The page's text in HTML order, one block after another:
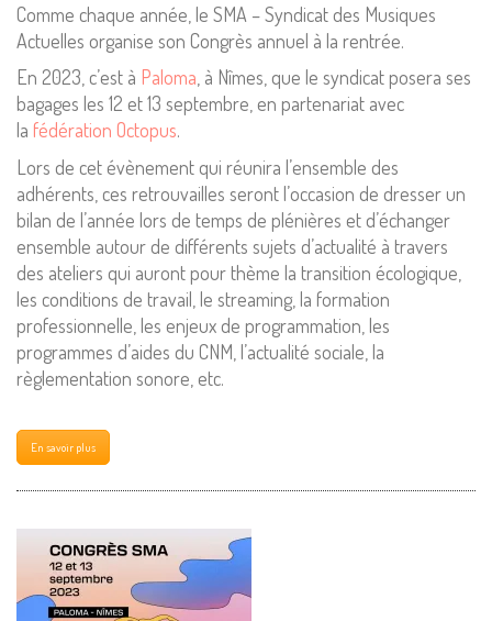
Comme chaque année, le SMA – Syndicat des Musiques
Actuelles organise son Congrès annuel à la rentrée.
En 2023, c’est à Paloma , à Nîmes, que le syndicat posera ses
bagages les 12 et 13 septembre, en partenariat avec
la fédération Octopus.
Lors de cet évènement qui réunira l’ensemble des
adhérents, ces retrouvailles seront l’occasion de dresser un
bilan de l’année lors de temps de plénières et d’échanger
ensemble autour de différents sujets d’actualité à travers
des ateliers qui auront pour thème la transition écologique,
les conditions de travail, le streaming, la formation
professionnelle, les enjeux de programmation, les
programmes d’aides du CNM, l’actualité sociale, la
règlementation sonore, etc.
En savoir plus